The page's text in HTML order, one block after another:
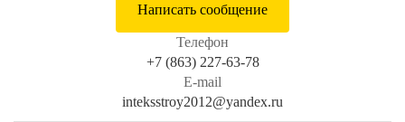
Написать сообщение
Телефон
+7 (863) 227-63-78
E-mail
inteksstroy2012@yandex.ru